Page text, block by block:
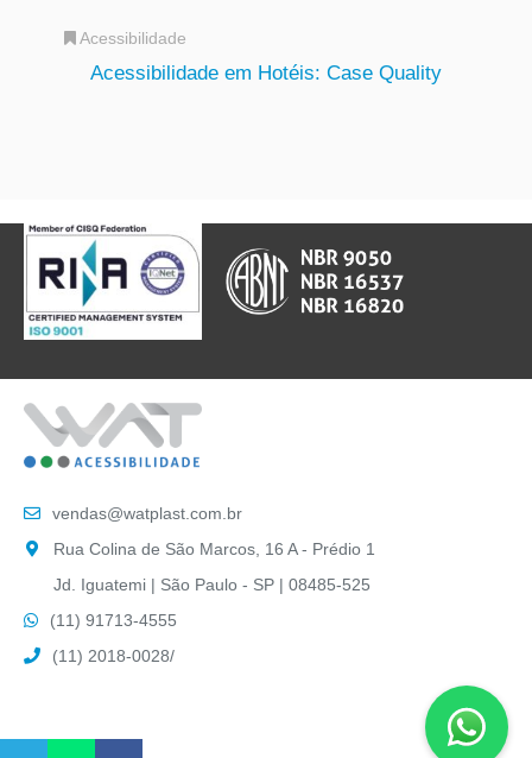
Acessibilidade
Acessibilidade em Hotéis: Case Quality
vendas@watplast.com.br
Rua Colina de São Marcos, 16 A - Prédio 1
Jd. Iguatemi | São Paulo - SP | 08485-525
(11) 91713-4555
(11) 2018-0028/